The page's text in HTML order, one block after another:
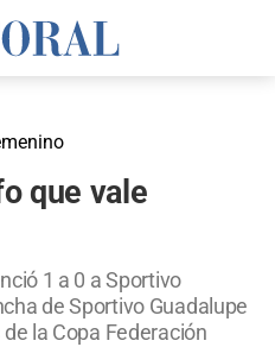
que vale
1 a 0 a Sportivo
de Sportivo Guadalupe
la Copa Federación